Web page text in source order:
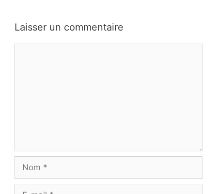
Laisser un commentaire